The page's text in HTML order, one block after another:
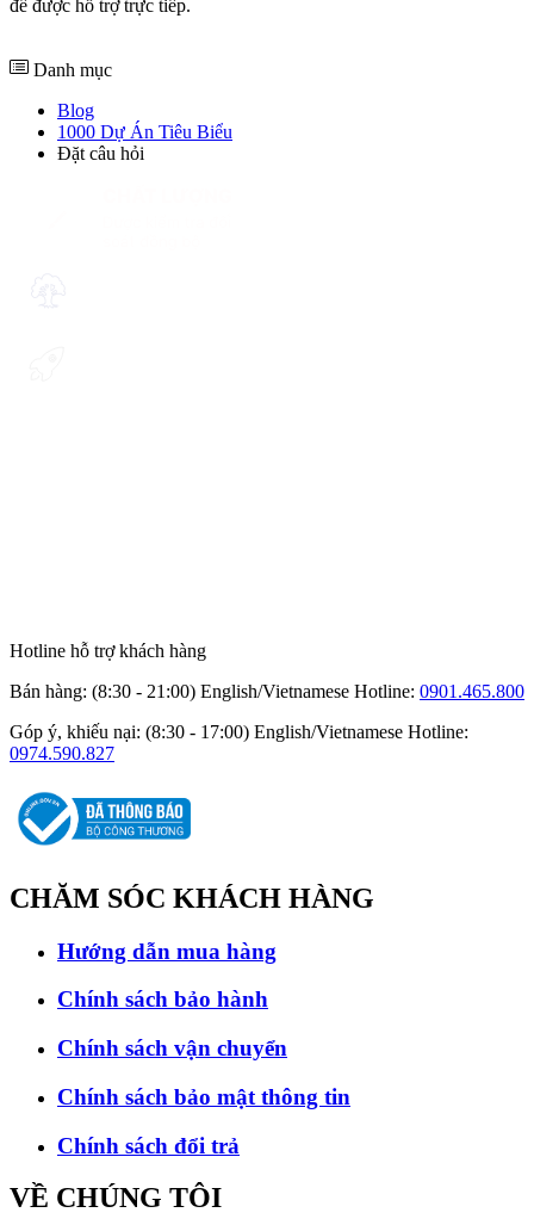
để được hỗ trợ trực tiếp.
Danh mục
Blog
1000 Dự Án Tiêu Biểu
Đặt câu hỏi
Hotline hỗ trợ khách hàng
Bán hàng: (8:30 - 21:00) English/Vietnamese Hotline: 0901.465.800
Góp ý, khiếu nại: (8:30 - 17:00) English/Vietnamese Hotline:
0974.590.827
CHĂM SÓC KHÁCH HÀNG
Hướng dẫn mua hàng
Chính sách bảo hành
Chính sách vận chuyển
Chính sách bảo mật thông tin
Chính sách đổi trả
VỀ CHÚNG TÔI